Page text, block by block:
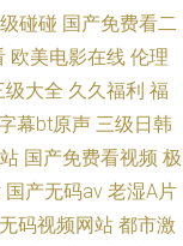
碰碰 国产免费看二
欧美电影在线 伦理
级大全 久久福利 福
幕bt原声 三级日韩
国产免费看视频 极
国产无码av 老湿A片
码视频网站 都市激